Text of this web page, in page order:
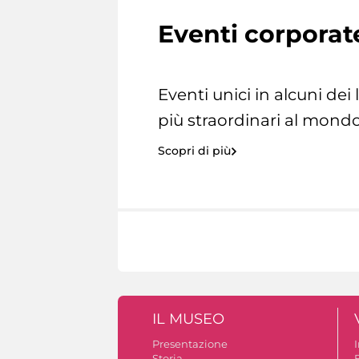
Eventi
Eventi unici in alcuni dei
più straordinari al
Scopri di più
IL MUSEO
Presentazione